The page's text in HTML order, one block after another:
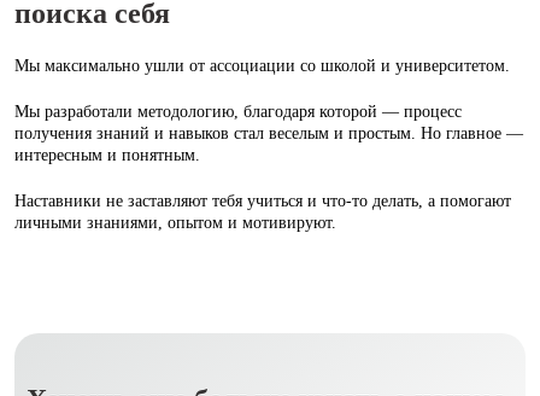
поиска себя
Мы максимально ушли от ассоциации со школой и университетом.
Мы разработали методологию, благодаря которой — процесс
получения знаний и навыков стал веселым и простым. Но главное —
интересным и понятным.
Наставники не заставляют тебя учиться и что‑то делать, а помогают
личными знаниями, опытом и мотивируют.